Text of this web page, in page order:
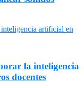
la inteligencia
docentes